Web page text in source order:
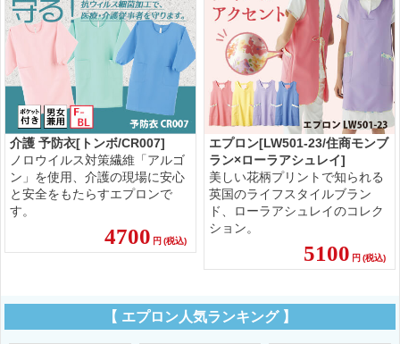
介護 予防衣[トンボ/CR007]
ノロウイルス対策繊維「アルゴ
ン」を使用、介護の現場に安心
と安全をもたらすエプロンで
す。
4700 円 (税込)
エプロン[LW501-23/住商モンブ
ラン×ローラアシュレイ]
美しい花柄プリントで知られる
英国のライフスタイルブラン
ド、ローラアシュレイのコレク
ション。
5100 円 (税込)
【 エプロン人気ランキング 】